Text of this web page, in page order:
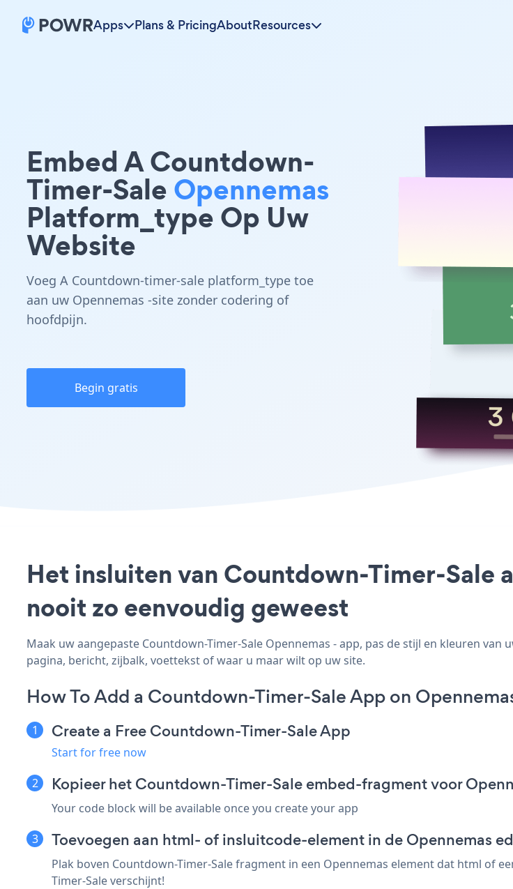
Apps Plans & PricingAboutResources
Embed A Countdown-
Timer-SaleOpennemas
Platform_type Op Uw
Website
Voeg A Countdown-timer-sale platform_type toe
aan uw Opennemas -site zonder codering of
hoofdpijn.
Begin gratis
Het insluiten van Countdown-Timer-Sale
nooit zo eenvoudig geweest
Maak uw aangepaste Countdown-Timer-Sale Opennemas - app, pas de stijl en kleuren
pagina, bericht, zijbalk, voettekst of waar u maar wilt op uw site.
How To Add a Countdown-Timer-Sale App on
Create a Free Countdown-Timer-Sale App
Start for free now
Kopieer het Countdown-Timer-Sale embed-fragment voor
Your code block will be available once you create your app
Toevoegen aan html- of insluitcode-element in de Opennemas
Plak boven Countdown-Timer-Sale fragment in een Opennemas element dat html of
Timer-Sale verschijnt!